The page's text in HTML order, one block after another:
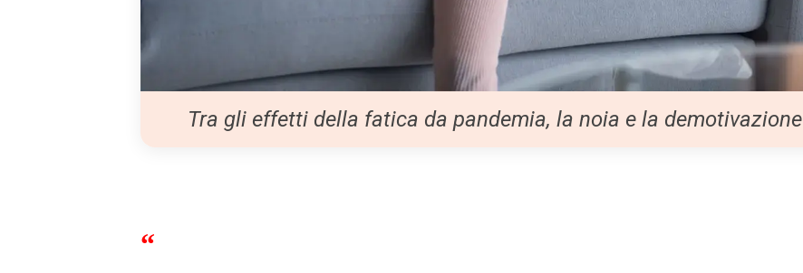
Tra gli effetti della fatica da pandemia, la noia e la demotivazione
“